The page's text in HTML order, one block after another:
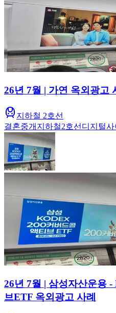
26년 7월 | 가연 옥외광고
지하철 2호선
결혼중개 지하철2호선 디지털사
26년 7월 | 삼성자산운용
브ETF 옥외광고 사례